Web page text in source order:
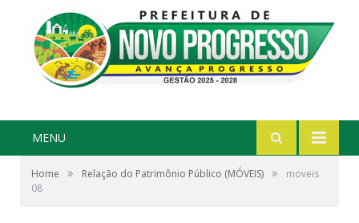
MENU
Home » Relação do Patrimônio Público (MÓVEIS) »
moveis
08